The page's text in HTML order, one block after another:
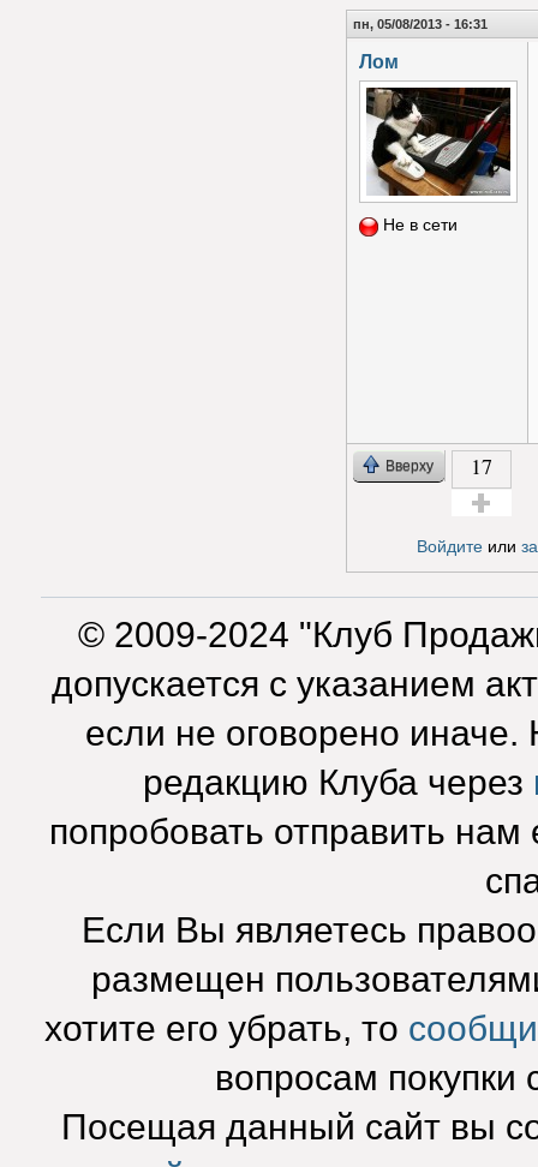
пн, 05/08/2013 - 16:31
Лом
Не в сети
Вверху 17
Войдитеили
© 2009-2024 "Клуб
допускается с указанием
если не оговорено
редакцию Клуба через
попробовать отправить нам
Если Вы являетесь
размещен
хотите его убрать, то
вопросам покупки
Посещая данный сайт вы